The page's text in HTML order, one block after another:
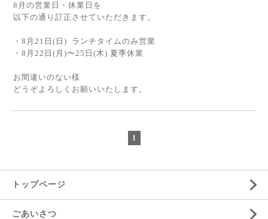
8月の営業日・休業日を
以下の通り訂正させていただきます。
・8月21日(日) ランチタイムのみ営業
・8月22日(月)〜25日(木) 夏季休業
お間違いのない様
どうぞよろしくお願いいたします。
1
トップページ
ごあいさつ